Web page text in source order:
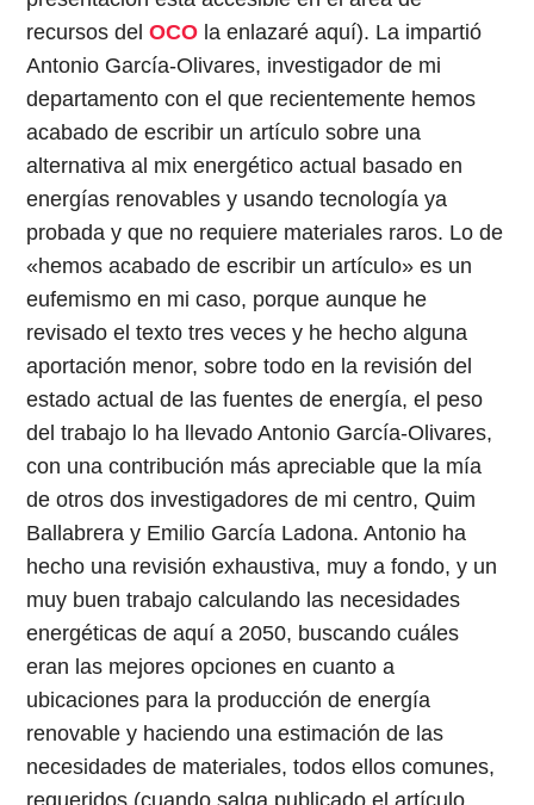
recursos delOCO la enlazaré aquí). La impartió
Antonio García-Olivares, investigador de mi
departamento con el que recientemente hemos
acabado de escribir un artículo sobre una
alternativa al mix energético actual basado en
energías renovables y usando tecnología ya
probada y que no requiere materiales raros. Lo de
«hemos acabado de escribir un artículo» es un
eufemismo en mi caso, porque aunque he
revisado el texto tres veces y he hecho alguna
aportación menor, sobre todo en la revisión del
estado actual de las fuentes de energía, el peso
del trabajo lo ha llevado Antonio García-Olivares,
con una contribución más apreciable que la mía
de otros dos investigadores de mi centro, Quim
Ballabrera y Emilio García Ladona. Antonio ha
hecho una revisión exhaustiva, muy a fondo, y un
muy buen trabajo calculando las necesidades
energéticas de aquí a 2050, buscando cuáles
eran las mejores opciones en cuanto a
ubicaciones para la producción de energía
renovable y haciendo una estimación de las
necesidades de materiales, todos ellos comunes,
requeridos (cuando salga publicado el artículo